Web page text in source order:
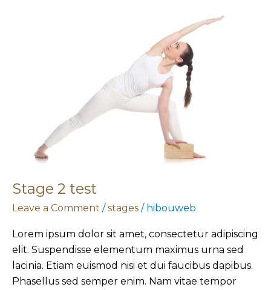
Stage 2 test
Leave a Comment /stages / hibouweb
Lorem ipsum dolor sit amet, consectetur adipiscing
elit. Suspendisse elementum maximus urna sed
lacinia. Etiam euismod nisi et dui faucibus dapibus.
Phasellus sed semper enim. Nam vitae tempor